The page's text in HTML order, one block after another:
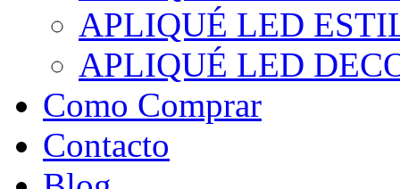
APLIQUÉ LED
APLIQUÉ LED
Como Comprar
Contacto